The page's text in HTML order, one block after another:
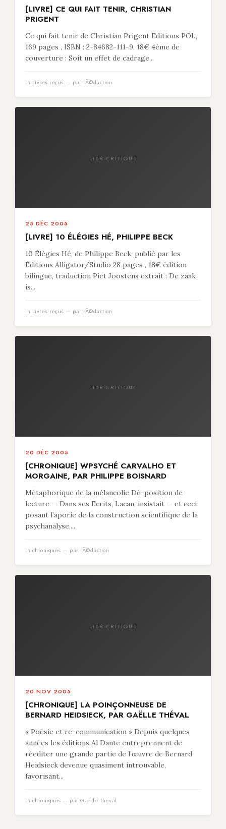
[LIVRE] CE QUI FAIT TENIR, CHRISTIAN
PRIGENT
Ce qui fait tenir de Christian Prigent Editions POL,
169 pages , ISBN : 2-84682-111-9, 18€ 4ème de
couverture : Soit un effet de cadrage...
in Livres reçus — par rÃ©daction
LIBR-CRITIQUE
25 DÉC 2005
[LIVRE] 10 ÉLÉGIES HÉ, PHILIPPE BECK
10 Élégies Hé, de Philippe Beck, publié par les
Éditions Alligator/Studio 28 pages , 18€ édition
bilingue, traduction Piet Joostens extrait : De zaak
is...
in Livres reçus — par rÃ©daction
LIBR-CRITIQUE
20 DÉC 2005
[CHRONIQUE] WPSYCHÉ CARVALHO ET
MORGAINE, PAR PHILIPPE BOISNARD
Métaphorique de la mélancolie Dé-position de
lecture — Dans ses Ecrits, Lacan, insistait — et ceci
posant l’aporie de la construction scientifique de la
psychanalyse,...
in chroniques — par rÃ©daction
LIBR-CRITIQUE
20 NOV 2005
[CHRONIQUE] LA POINÇONNEUSE DE
BERNARD HEIDSIECK, PAR GAËLLE THÉVAL
« Poésie et re-communication » Depuis quelques
années les éditions Al Dante entreprennent de
réediter une grande partie de l’œuvre de Bernard
Heidsieck devenue quasiment introuvable,
favorisant...
in chroniques — par Gaelle Theval